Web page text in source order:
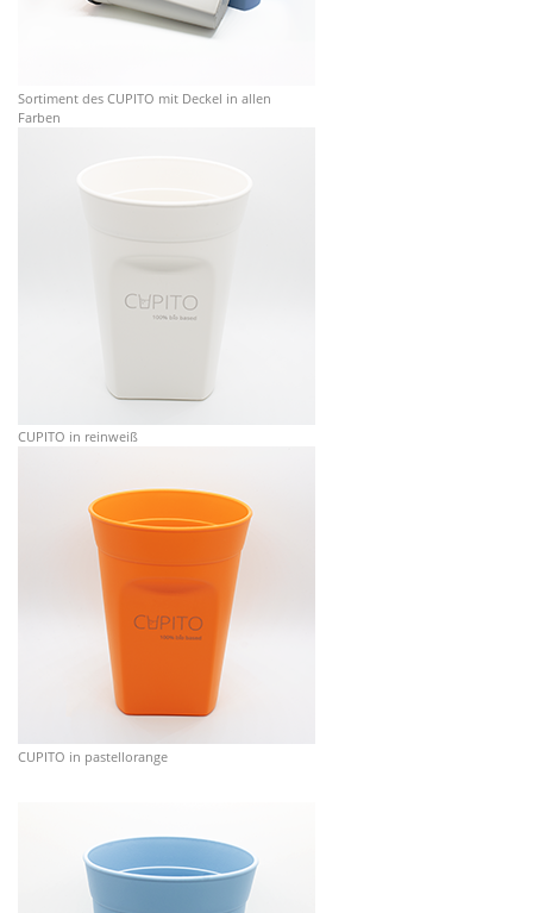
Sortiment des CUPITO mit Deckel in allen
Farben
CUPITO in reinweiß
CUPITO in pastellorange